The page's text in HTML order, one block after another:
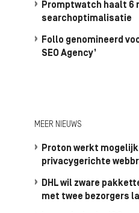
Promptwatch haalt 6
searchoptimalisatie
Follo genomineerd
SEO Agency’
MEER NIEUWS
Proton werkt
privacygerichte
DHL wil zware
met twee bezorgers